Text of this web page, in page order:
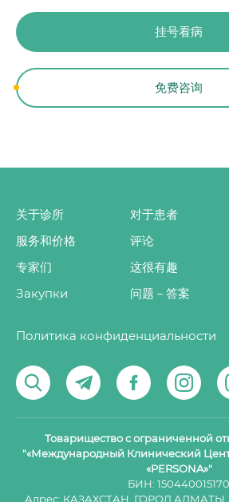
挂号看病
免费咨询
关于诊所
服务和价格
专家们
Закупки
对于患者
评论
这很有趣
问题－答案
Политика конфиденциальности
Товарищество с ограниченной
"«Международный Клинический
«PERSONA»"
БИН: 150440015170
Адрес: КАЗАХСТАН, ГОРОД